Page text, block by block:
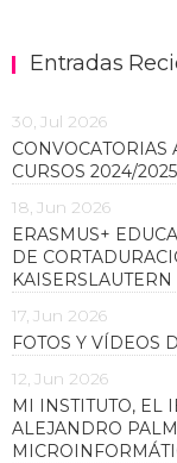
Entradas
30, Jul 2026
CURSOS 2024/
18, Jun 2026
ERASMUS+
DE
17, Jun 2026
FOTOS Y VÍDEOS
12, Jun 2026
MI INSTITUTO, EL
ALEJANDRO